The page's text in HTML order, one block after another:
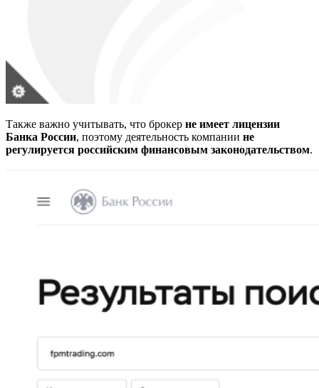
Также важно учитывать, что брокер не имеет лицензии
Банка России, поэтому деятельность компании не
регулируется российским финансовым законодательством.